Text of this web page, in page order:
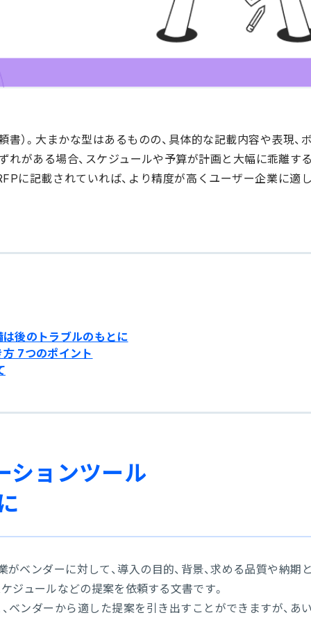
）。大まかな型はあるものの、具体的な記載内容や表現、
れがある場合、スケジュールや予算が計画と大幅に乖離す
に記載されていれば、より精度が高くユーザー企業に適
後のトラブルのもとに
7つのポイント
ションツール
ベンダーに対して、導入の目的、背景、求める品質や納期
ジュールなどの提案を依頼する文書です。
ベンダーから適した提案を引き出すことができますが、あ